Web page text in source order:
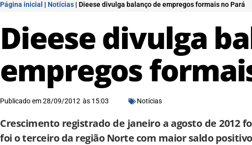
Página inicial | Notícias | Dieese divulga balanço de empregos formais no Pará
Dieese divulga
empregos
Publicado em28/09/2012 às 15:03 Notícias
Crescimento registrado de janeiro a agosto de 2012
foi o terceiro da região Norte com maior saldo